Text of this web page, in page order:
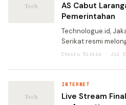
AS Cabut
Pemerintahan
Technologue.id,
Serikat resmi
penggunaan TikTok
Justice/DOJ)
Choiru Rizkia · Jul
INTERNET
Live Stream